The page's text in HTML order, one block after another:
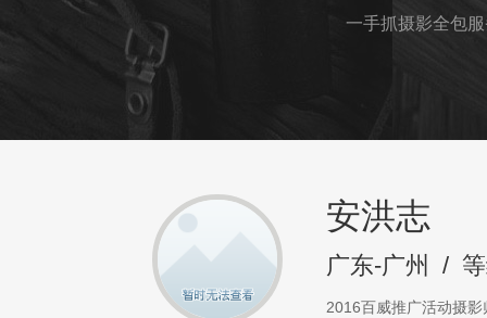
一手抓摄影全包
安洪志
广东-广州 /
2016百威推广活动摄